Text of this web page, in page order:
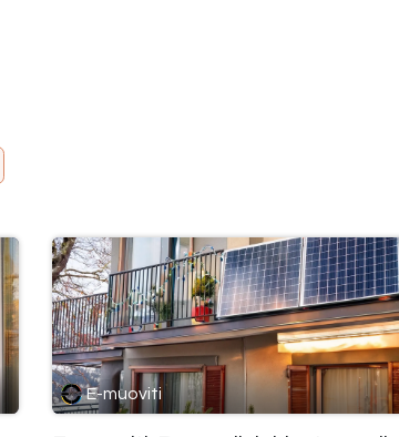
E-muoviti